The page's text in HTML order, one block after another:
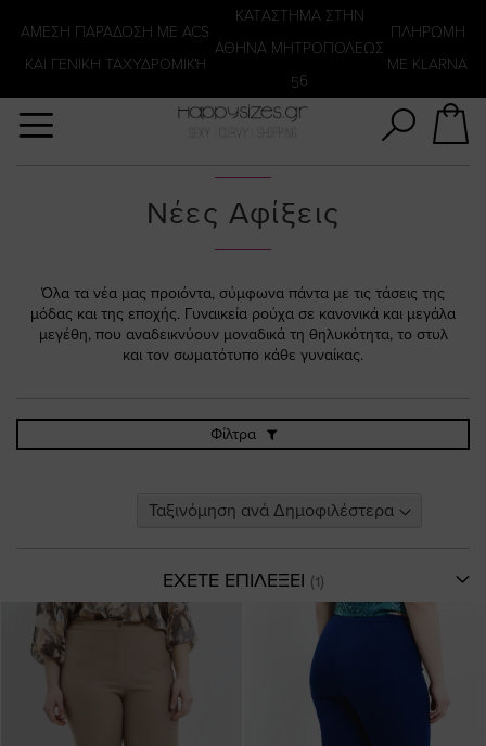
ΑΜΕΣΗ ΠΑΡΑΔΟΣΗ ΜΕ ACS
ΚΑΙ ΓΕΝΙΚΗ ΤΑΧΥΔΡΟΜΙΚΉ
KATΑΣΤΗΜΑ ΣΤΗΝ
ΑΘΗΝΑ ΜΗΤΡΟΠΟΛΕΩΣ
56
ΠΛΗΡΩΜΗ
ΜΕ KLARNA
Νέες Αφίξεις
Όλα τα νέα μας προιόντα, σύμφωνα πάντα με τις τάσεις της
μόδας και της εποχής. Γυναικεία ρούχα σε κανονικά και μεγάλα
μεγέθη, που αναδεικνύουν μοναδικά τη θηλυκότητα, το στυλ
και τον σωματότυπο κάθε γυναίκας.
Φίλτρα
ΕΧΕΤΕ ΕΠΙΛΕΞΕΙ
Αναζήτηση